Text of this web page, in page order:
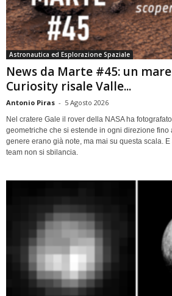
Astronautica ed Esplorazione Spaziale
News da Marte #45: un
Curiosity risale Valle...
Antonio Piras - 5 Agosto 2026
Nel cratere Gale il rover della NASA ha
geometriche che si estende in ogni direzione fino
genere erano già note, ma mai su questa scala.
team non si sbilancia.